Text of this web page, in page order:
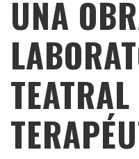
UNA
TEATRAL